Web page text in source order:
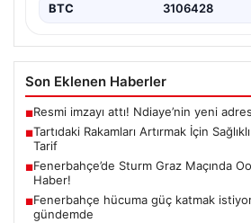
BTC 3106428
Son Eklenen Haberler
■Resmi imzayı attı! Ndiaye’nin yeni
■Tartıdaki Rakamları Artırmak İçin
Tarif
■Fenerbahçe’de Sturm Graz Maçında
Haber!
■Fenerbahçe hücuma güç katmak
gündemde